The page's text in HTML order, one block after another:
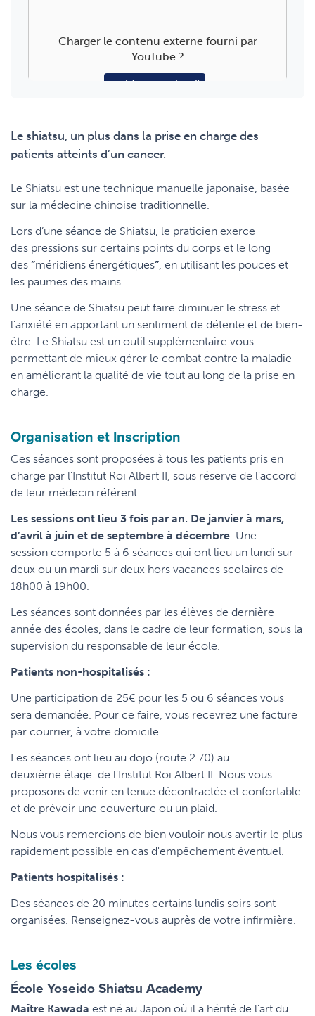
Charger le contenu externe fourni par
YouTube?
Oui (cette fois-ci)
Le shiatsu, un plus dans la prise en charge des
patients atteints d’un cancer.
Le Shiatsu est une technique manuelle japonaise, basée
sur la médecine chinoise traditionnelle.
Lors d’une séance de Shiatsu, le praticien exerce
des pressions sur certains points du corps et le long
des ”méridiens énergétiques”, en utilisant les pouces et
les paumes des mains.
Une séance de Shiatsu peut faire diminuer le stress et
l’anxiété en apportant un sentiment de détente et de bien-
être. Le Shiatsu est un outil supplémentaire vous
permettant de mieux gérer le combat contre la maladie
en améliorant la qualité de vie tout au long de la prise en
charge.
Organisation et Inscription
Ces séances sont proposées à tous les patients pris en
charge par l’Institut Roi Albert II, sous réserve de l’accord
de leur médecin référent.
Les sessions ont lieu 3 fois par an. De janvier à mars,
d’avril à juin et de septembre à décembre. Une
session comporte 5 à 6 séances qui ont lieu un lundi sur
deux ou un mardi sur deux hors vacances scolaires de
18h00 à 19h00.
Les séances sont données par les élèves de dernière
année des écoles, dans le cadre de leur formation, sous la
supervision du responsable de leur école.
Patients non-hospitalisés :
Une participation de 25€ pour les 5 ou 6 séances vous
sera demandée. Pour ce faire, vous recevrez une facture
par courrier, à votre domicile.
Les séances ont lieu au dojo (route 2.70) au
deuxième étage de l'Institut Roi Albert II. Nous vous
proposons de venir en tenue décontractée et confortable
et de prévoir une couverture ou un plaid.
Nous vous remercions de bien vouloir nous avertir le plus
rapidement possible en cas d'empêchement éventuel.
Patients hospitalisés :
Des séances de 20 minutes certains lundis soirs sont
organisées. Renseignez-vous auprès de votre infirmière.
Les écoles
École Yoseido Shiatsu Academy
Maître Kawada est né au Japon où il a hérité de l’art du